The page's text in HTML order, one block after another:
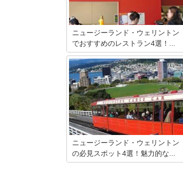
ニュージーランド・ウェリントン
でおすすめのレストラン4選！...
なだらかな丘陵の緑と海の青に包まれた
美しいニュージーランドの首都ウェリン
トンは小粒な宝石のような都市。こぢん
まりとした中にも歴史的建造物とモダン
な建物が共存していて文化的レベルも高
い街です。そんなウェリントン、実はグ
ルメ都市でもあるのです。今回はそんな
街のおすすめレストランを厳選して４
つ、ご紹介します。
ニュージーランド・ウェリントン
の必見スポット4選！魅力的な...